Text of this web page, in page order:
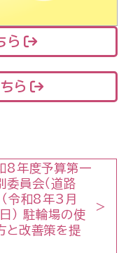
ら
ら
8年度予算第一
委員会（道路
（令和8年3月
） 駐輪場の使
と改善策を提